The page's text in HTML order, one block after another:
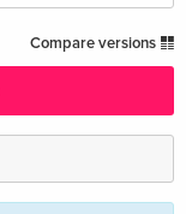
CHF 33.50
CHF 54.50
Compare versions